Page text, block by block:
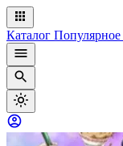
Каталог Популярное